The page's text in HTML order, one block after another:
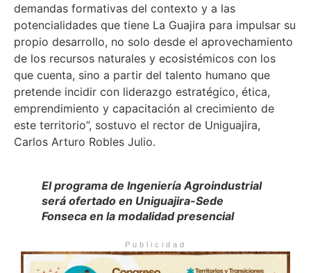
demandas formativas del contexto y a las
potencialidades que tiene La Guajira para impulsar su
propio desarrollo, no solo desde el aprovechamiento
de los recursos naturales y ecosistémicos con los
que cuenta, sino a partir del talento humano que
pretende incidir con liderazgo estratégico, ética,
emprendimiento y capacitación al crecimiento de
este territorio”, sostuvo el rector de Uniguajira,
Carlos Arturo Robles Julio.
El programa de Ingeniería Agroindustrial
será ofertado en Uniguajira-Sede
Fonseca en la modalidad presencial
Publicidad